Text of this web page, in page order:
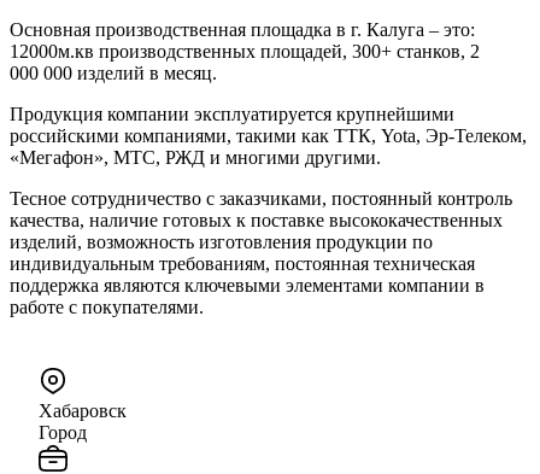
Основная производственная площадка в г. Калуга – это:
12000м.кв производственных площадей, 300+ станков, 2
000 000 изделий в месяц.
Продукция компании эксплуатируется крупнейшими
российскими компаниями, такими как ТТК, Yota, Эр-Телеком,
«Мегафон», МТС, РЖД и многими другими.
Тесное сотрудничество с заказчиками, постоянный контроль
качества, наличие готовых к поставке высококачественных
изделий, возможность изготовления продукции по
индивидуальным требованиям, постоянная техническая
поддержка являются ключевыми элементами компании в
работе с покупателями.
Хабаровск
Город